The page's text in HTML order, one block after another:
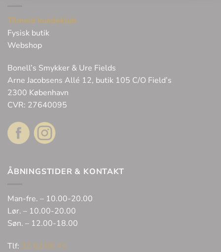
Tilmeld kundeklub
Fysisk butik
Webshop
Bonell’s Smykker & Ure Fields
Arne Jacobsens Allé 12, butik 105 C/O Field’s
2300 København
CVR: 27640095
ÅBNINGSTIDER & KONTAKT
Man-fre. – 10.00-20.00
Lør. – 10.00-20.00
Søn. – 12.00-18.00
Tlf: 32 62 06 45